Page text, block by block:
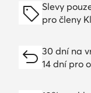
Slevy
pro členy
30 dní na
14 dní pro